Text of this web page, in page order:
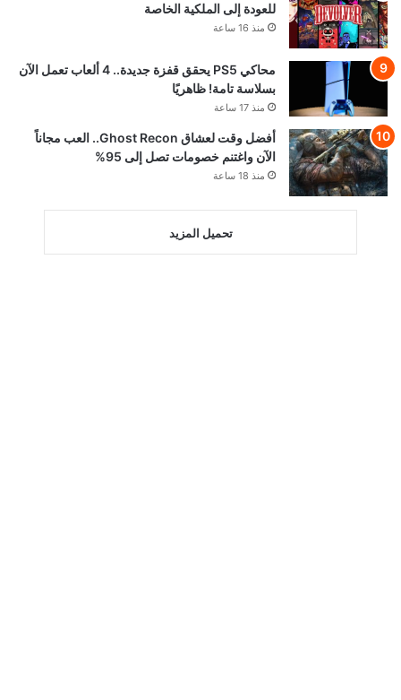
للعودة إلى الملكية الخاصة
منذ 16 ساعة
محاكي PS5 يحقق قفزة جديدة.. 4 ألعاب تعمل الآن
بسلاسة تامة! ظاهريًا
منذ 17 ساعة
أفضل وقت لعشاق Ghost Recon.. العب مجاناً
الآن واغتنم خصومات تصل إلى 95%
منذ 18 ساعة
تحميل المزيد